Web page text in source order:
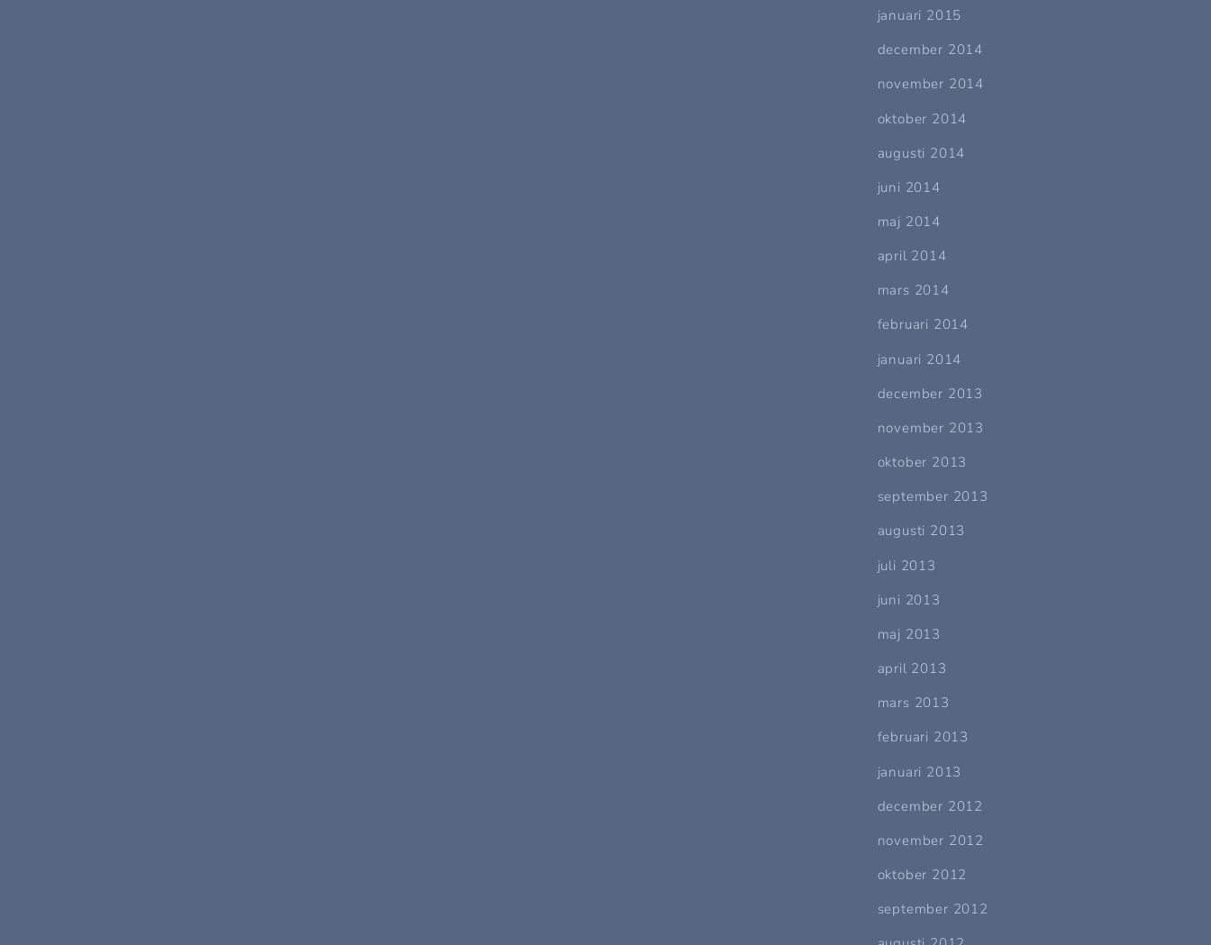
januari 2015
december 2014
november 2014
oktober 2014
augusti 2014
juni 2014
maj 2014
april 2014
mars 2014
februari 2014
januari 2014
december 2013
november 2013
oktober 2013
september 2013
augusti 2013
juli 2013
juni 2013
maj 2013
april 2013
mars 2013
februari 2013
januari 2013
december 2012
november 2012
oktober 2012
september 2012